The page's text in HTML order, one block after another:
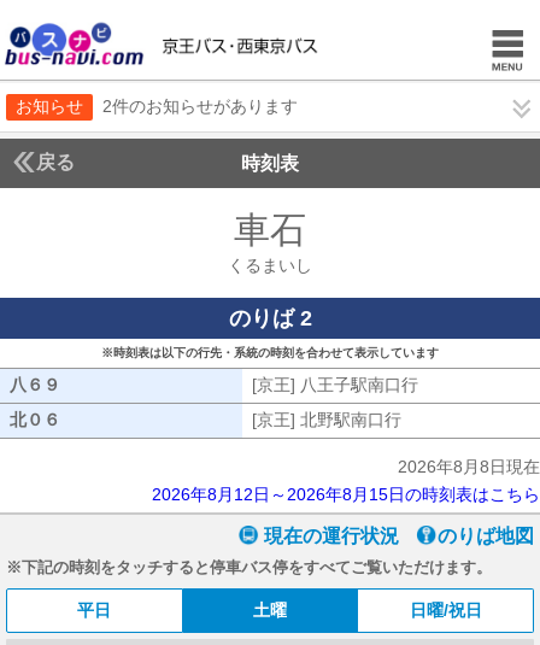
お知らせ 2件のお知らせがあります
戻る 時刻表
車石
くるまいし
のりば 2
※時刻表は以下の行先・系統の時刻を合わせて表示しています
八６９ [京王] 八王子駅南口行
北０６
[京王] 北野駅南口行
2026年8月8日現在
2026年8月12日～2026年8月15日の時刻表はこちら
現在の運行状況 のりば地図
※下記の時刻をタッチすると停車バス停をすべてご覧いただけます。
平日 土曜 日曜/祝日